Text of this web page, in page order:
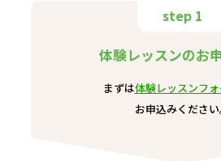
step 1
体験レッスンのお
まずは体験レッスンフ
お申込みください